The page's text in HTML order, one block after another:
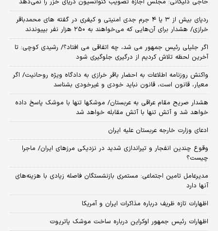
ردپای بیش از ۳ یا ۴ جرم جدی امنیتی و کیفری در گفته های محمدباقر
خرازی/ هشدار برای آن‌هایی که می‌خواهند به ۲۵۰ هزار نفر بپیوندند
اگر جلیلی رئیس جمهور می شد، چه اتفاقی می افتاد؟/ رشیدی کوچی: تا
آخرین لحظه تلاش کردیم از درگیری جلوگیری شود
واکنش روزنامه اطلاعات به احضار باقر خرازی به دادگاه ویژه روحانیت/ اگر
معیار، قانون است، قانون نباید خودی و غیرخودی بشناسد
هشدار صریح مقام عراقی به عربستان/ موشکها تنها با موشک پاسخ داده
خواهد شد و آتش تنها با آتش مقابله خواهد شد
ادعای وزارت خارجه عربستان علیه ایران
وقوع چندین انفجار و تیراندازی شدید در نزدیکی مرز‌های ایران/ ماجرا
چیست؟
مدیرعامل تامین اجتماعی: مستمری بازنشستگان فاصله زیادی با هزینه‌های
آنها دارد
اظهارات تازه ظریف درباره مذاکرات ایران و آمریکا
اظهارات رئیس جمهور اوکراین درباره ساخت موشک پاتریوت